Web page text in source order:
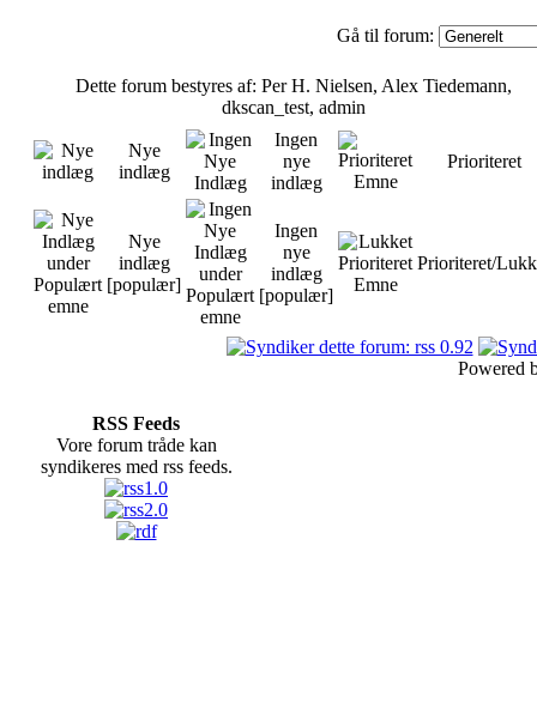
Gå til forum:
Dette forum bestyres af: Per H. Nielsen, Alex Tiedemann,
dkscan_test, admin
Nye
indlæg
Ingen
nye
indlæg
Prioriteret
Nye
indlæg
[populær]
Ingen
nye
indlæg
[populær]
Prioriteret/
Powered
RSS Feeds
Vore forum tråde kan
syndikeres med rss feeds.